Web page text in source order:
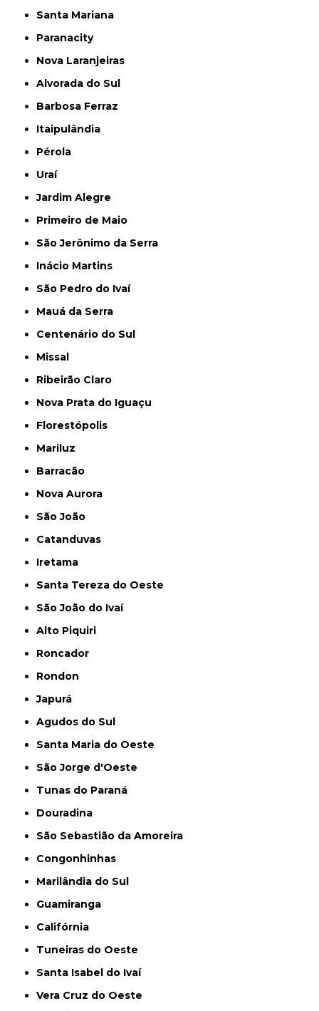
Santa Mariana
Paranacity
Nova Laranjeiras
Alvorada do Sul
Barbosa Ferraz
Itaipulândia
Pérola
Uraí
Jardim Alegre
Primeiro de Maio
São Jerônimo da Serra
Inácio Martins
São Pedro do Ivaí
Mauá da Serra
Centenário do Sul
Missal
Ribeirão Claro
Nova Prata do Iguaçu
Florestópolis
Mariluz
Barracão
Nova Aurora
São João
Catanduvas
Iretama
Santa Tereza do Oeste
São João do Ivaí
Alto Piquiri
Roncador
Rondon
Japurá
Agudos do Sul
Santa Maria do Oeste
São Jorge d'Oeste
Tunas do Paraná
Douradina
São Sebastião da Amoreira
Congonhinhas
Marilândia do Sul
Guamiranga
Califórnia
Tuneiras do Oeste
Santa Isabel do Ivaí
Vera Cruz do Oeste